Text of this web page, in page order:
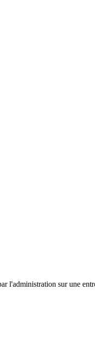
l'administration sur une